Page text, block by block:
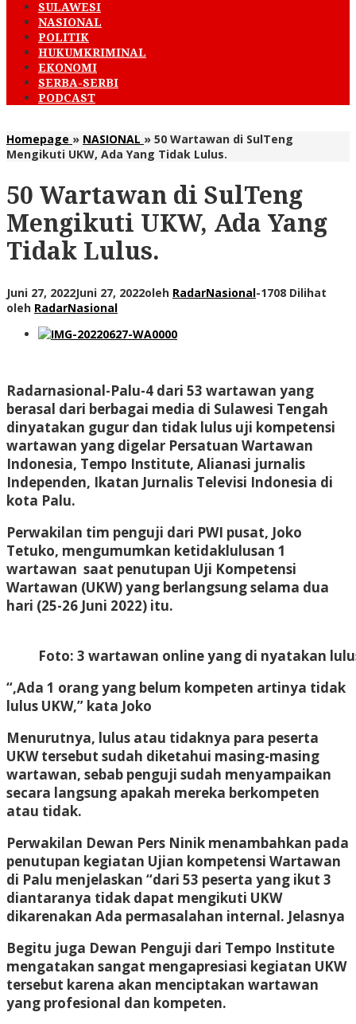
SULAWESI
NASIONAL
POLITIK
HUKUMKRIMINAL
EKONOMI
SERBA-SERBI
PODCAST
Homepage » NASIONAL » 50 Wartawan di SulTeng
Mengikuti UKW, Ada Yang Tidak Lulus.
50 Wartawan di SulTeng
Mengikuti UKW, Ada Yang
Tidak Lulus.
Juni 27, 2022Juni 27, 2022oleh RadarNasional-1708 Dilihat
oleh RadarNasional
Radarnasional-Palu-4 dari 53 wartawan yang
berasal dari berbagai media di Sulawesi Tengah
dinyatakan gugur dan tidak lulus uji kompetensi
wartawan yang digelar Persatuan Wartawan
Indonesia, Tempo Institute, Alianasi jurnalis
Independen, Ikatan Jurnalis Televisi Indonesia di
kota Palu.
Perwakilan tim penguji dari PWI pusat, Joko
Tetuko, mengumumkan ketidaklulusan 1
wartawan saat penutupan Uji Kompetensi
Wartawan (UKW) yang berlangsung selama dua
hari (25-26 Juni 2022) itu.
Foto: 3 wartawan online yang di nyatakan
“,Ada 1 orang yang belum kompeten artinya tidak
lulus UKW,” kata Joko
Menurutnya, lulus atau tidaknya para peserta
UKW tersebut sudah diketahui masing-masing
wartawan, sebab penguji sudah menyampaikan
secara langsung apakah mereka berkompeten
atau tidak.
Perwakilan Dewan Pers Ninik menambahkan pada
penutupan kegiatan Ujian kompetensi Wartawan
di Palu menjelaskan “dari 53 peserta yang ikut 3
diantaranya tidak dapat mengikuti UKW
dikarenakan Ada permasalahan internal. Jelasnya
Begitu juga Dewan Penguji dari Tempo Institute
mengatakan sangat mengapresiasi kegiatan UKW
tersebut karena akan menciptakan wartawan
yang profesional dan kompeten.